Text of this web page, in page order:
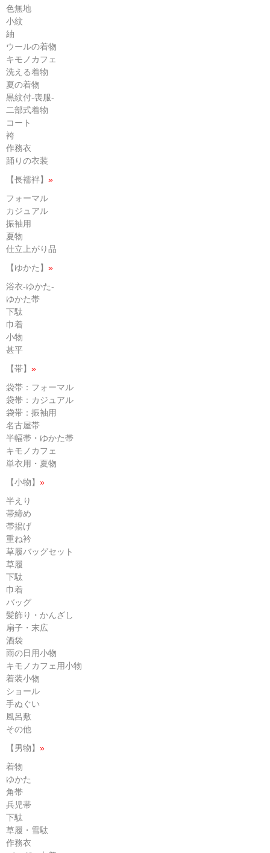
色無地
小紋
紬
ウールの着物
キモノカフェ
洗える着物
夏の着物
黒紋付-喪服-
二部式着物
コート
袴
作務衣
踊りの衣装
【長襦袢】 »
フォーマル
カジュアル
振袖用
夏物
仕立上がり品
【ゆかた】 »
浴衣-ゆかた-
ゆかた帯
下駄
巾着
小物
甚平
【帯】 »
袋帯：フォーマル
袋帯：カジュアル
袋帯：振袖用
名古屋帯
半幅帯・ゆかた帯
キモノカフェ
単衣用・夏物
【小物】 »
半えり
帯締め
帯揚げ
重ね衿
草履バッグセット
草履
下駄
巾着
バッグ
髪飾り・かんざし
扇子・末広
酒袋
雨の日用小物
キモノカフェ用小物
着装小物
ショール
手ぬぐい
風呂敷
その他
【男物】 »
着物
ゆかた
角帯
兵児帯
下駄
草履・雪駄
作務衣